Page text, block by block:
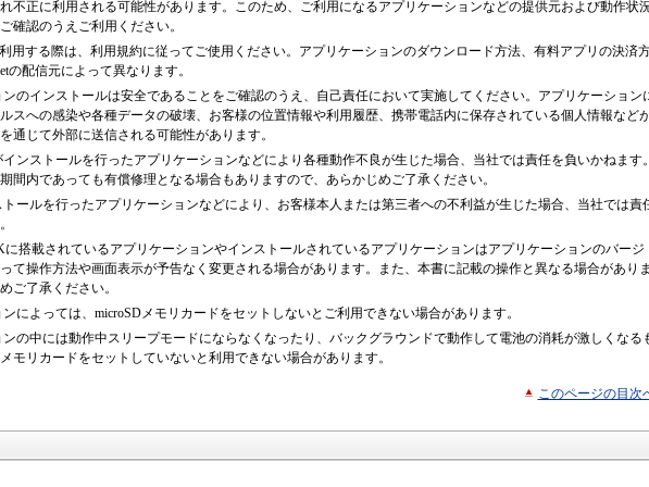
不正に利用される可能性があります。このため、ご利用になるアプリケーションなどの提供元および動作状況
確認のうえご利用ください。
利用する際は、利用規約に従ってご使用ください。アプリケーションのダウンロード方法、有料アプリの決済
の配信元によって異なります。
のインストールは安全であることをご確認のうえ、自己責任において実施してください。アプリケーション
スへの感染や各種データの破壊、お客様の位置情報や利用履歴、携帯電話内に保存されている個人情報など
通じて外部に送信される可能性があります。
ンストールを行ったアプリケーションなどにより各種動作不良が生じた場合、当社では責任を負いかねます。
間内であっても有償修理となる場合もありますので、あらかじめご了承ください。
ールを行ったアプリケーションなどにより、お客様本人または第三者への不利益が生じた場合、当社では責
に搭載されているアプリケーションやインストールされているアプリケーションはアプリケーションのバージ
て操作方法や画面表示が予告なく変更される場合があります。また、本書に記載の操作と異なる場合がありま
ご了承ください。
によっては、microSDメモリカードをセットしないとご利用できない場合があります。
の中には動作中スリープモードにならなくなったり、バックグラウンドで動作して電池の消耗が激しくなる
モリカードをセットしていないと利用できない場合があります。
このページの目次